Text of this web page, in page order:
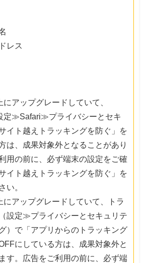
レス
アップグレードしていて、
定≫Safari≫プライバシーとセキ
イト越えトラッキングを防ぐ」を
は、成果対象外となることがあり
用の前に、必ず端末の設定をご確
イト越えトラッキングを防ぐ」を
い。
アップグレードしていて、トラ
設定≫プライバシーとセキュリテ
）で「アプリからのトラッキング
にしている方は、成果対象外と
す。広告をご利用の前に、必ず端